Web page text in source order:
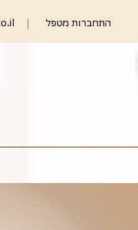
התחברות מטפל